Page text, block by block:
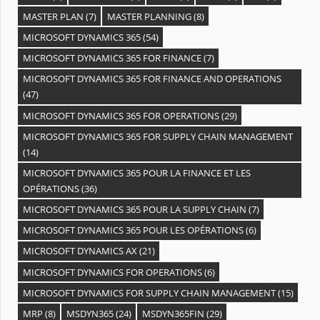
MASTER PLAN (7) MASTER PLANNING(8)
MICROSOFT DYNAMICS 365(54)
MICROSOFT DYNAMICS 365 FOR FINANCE(7)
MICROSOFT DYNAMICS 365 FOR FINANCE AND OPERATIONS
(47)
MICROSOFT DYNAMICS 365 FOR OPERATIONS(29)
MICROSOFT DYNAMICS 365 FOR SUPPLY CHAIN MANAGEMENT
(14)
MICROSOFT DYNAMICS 365 POUR LA FINANCE ET LES
OPÉRATIONS(36)
MICROSOFT DYNAMICS 365 POUR LA SUPPLY CHAIN (7)
MICROSOFT DYNAMICS 365 POUR LES OPÉRATIONS(6)
MICROSOFT DYNAMICS AX(21)
MICROSOFT DYNAMICS FOR OPERATIONS(6)
MICROSOFT DYNAMICS FOR SUPPLY CHAIN MANAGEMENT(15)
MRP (8) MSDYN365(24) MSDYN365FIN (29)